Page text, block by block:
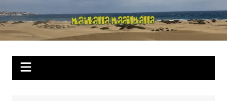
sisältöön
Matkalla
maailmalla